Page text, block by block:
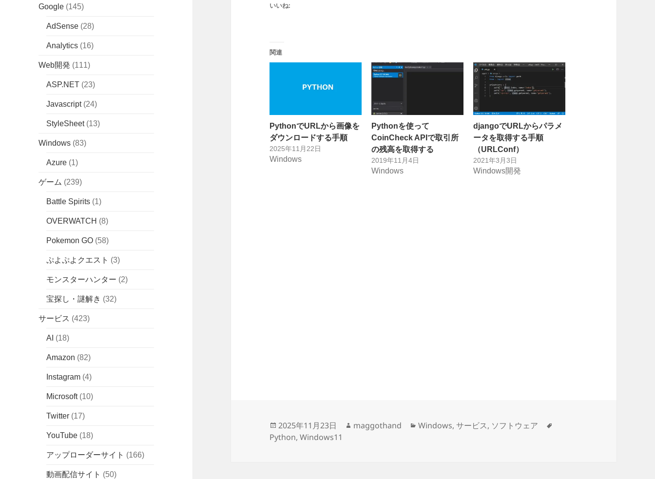
Google (145)
AdSense (28)
Analytics (16)
Web開発 (111)
ASP.NET (23)
Javascript(24)
StyleSheet(13)
Windows (83)
Azure (1)
ゲーム (239)
Battle Spirits (1)
OVERWATCH (8)
Pokemon GO (58)
ぷよぷよクエスト (3)
モンスターハンター (2)
宝探し・謎解き (32)
サービス (423)
AI (18)
Amazon (82)
Instagram (4)
Microsoft(10)
Twitter (17)
YouTube (18)
アップローダーサイト (166)
動画配信サイト (50)
いいね:
関連
PythonでURLから画像を
ダウンロードする手順
2025年11月22日
Windows
Pythonを使って
CoinCheck APIで取引所
の残高を取得する
2019年11月4日
Windows
djangoでURLからパラメ
ータを取得する手順
（URLConf）
2021年3月3日
Windows開発
投
稿
2025年11月23日
作
maggothand
カ
Windows,サービス, ソフトウェア
Python,Windows11